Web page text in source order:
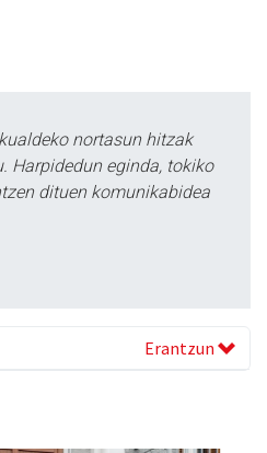
nortasun hitzak
Harpidedun eginda, tokiko
dituen komunikabidea
Erantzun